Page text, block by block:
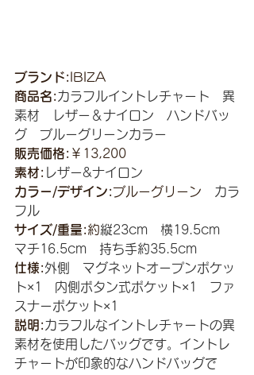
ブランド: IBIZA
商品名:カラフルイントレチャート　異
素材　レザー＆ナイロン　ハンドバッ
グ　ブルーグリーンカラー
販売価格: ￥13,200
素材:
レザー&ナイロン
カラー/デザイン:ブルーグリーン カラ
フル
サイズ/重量:約縦23cm　横19.5cm
マチ16.5cm　持ち手約35.5cm
仕様:外側　マグネットオープンポケッ
ト×1　内側ボタン式ポケット×1　ファ
スナーポケット×1
説明:カラフルなイントレチャートの異
素材を使用したバッグです。イントレ
チャートが印象的なハンドバッグで